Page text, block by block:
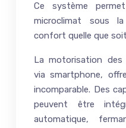
Ce système
microclimat sous
confort quelle que
La motorisation des
via smartphone,
incomparable. Des
peuvent être
automatique,